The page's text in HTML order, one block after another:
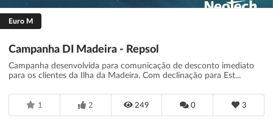
Euro M
Campanha DI Madeira - Repsol
Campanha desenvolvida para comunicação de desconto imediato
para os clientes da Ilha da Madeira. Com declinação para Est...
1 2 249 0 3